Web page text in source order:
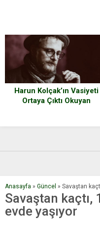
Harun Kolçak’ın Vasiyeti
Ortaya Çıktı Okuyan
Anasayfa » Güncel » Savaştan
Savaştan kaçtı,
evde yaşıyor